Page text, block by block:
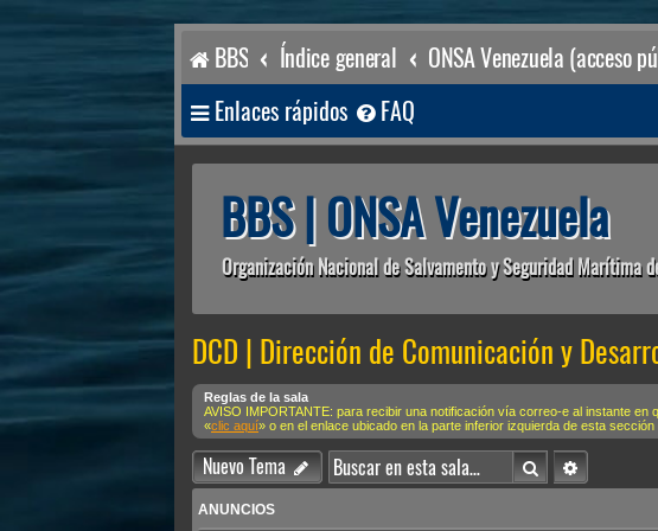
BBS Índice general ONSA Venezuela (acceso
Enlaces rápidos FAQ
BBS | ONSA Venezuela
Organización Nacional de Salvamento y Seguridad Marítima
DCD | Dirección de Comunicación y
Reglas de la sala
AVISO IMPORTANTE: para recibir una notificación vía correo-e al instante
«clic aquí» o en el enlace ubicado en la parte inferior izquierda de esta sección
Nuevo Tema BuscarBúsqueda
ANUNCIOS